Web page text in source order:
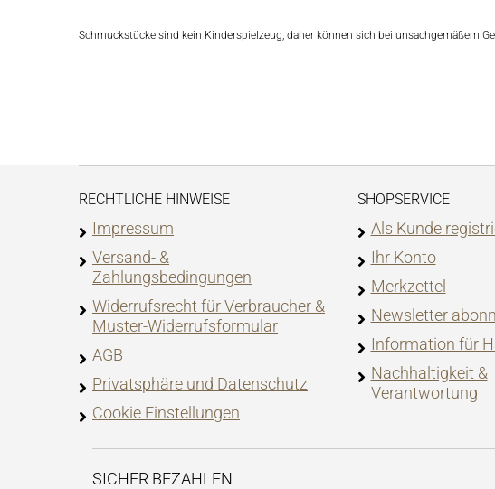
Schmuckstücke sind kein Kinderspielzeug, daher können sich bei unsachgemäßem
RECHTLICHE HINWEISE
Impressum
Versand- &
Zahlungsbedingungen
Widerrufsrecht für Verbraucher &
Muster-Widerrufsformular
AGB
Privatsphäre und Datenschutz
Cookie Einstellungen
SHOPSERVICE
Als Kunde
Ihr Konto
Merkzettel
Newsletter
Information für
Nachhaltigkeit &
Verantwortung
SICHER BEZAHLEN